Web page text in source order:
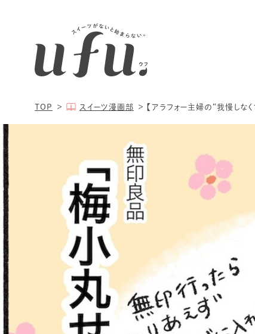
TOP スイーツ漫画部 【アラフォー主婦の“我慢しな